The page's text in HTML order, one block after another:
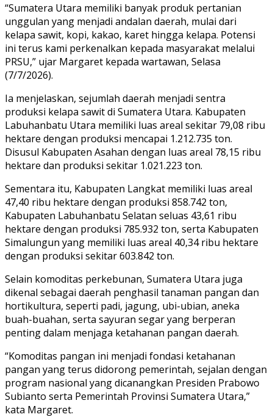
“Sumatera Utara memiliki banyak produk pertanian
unggulan yang menjadi andalan daerah, mulai dari
kelapa sawit, kopi, kakao, karet hingga kelapa. Potensi
ini terus kami perkenalkan kepada masyarakat melalui
PRSU,” ujar Margaret kepada wartawan, Selasa
(7/7/2026).
Ia menjelaskan, sejumlah daerah menjadi sentra
produksi kelapa sawit di Sumatera Utara. Kabupaten
Labuhanbatu Utara memiliki luas areal sekitar 79,08 ribu
hektare dengan produksi mencapai 1.212.735 ton.
Disusul Kabupaten Asahan dengan luas areal 78,15 ribu
hektare dan produksi sekitar 1.021.223 ton.
Sementara itu, Kabupaten Langkat memiliki luas areal
47,40 ribu hektare dengan produksi 858.742 ton,
Kabupaten Labuhanbatu Selatan seluas 43,61 ribu
hektare dengan produksi 785.932 ton, serta Kabupaten
Simalungun yang memiliki luas areal 40,34 ribu hektare
dengan produksi sekitar 603.842 ton.
Selain komoditas perkebunan, Sumatera Utara juga
dikenal sebagai daerah penghasil tanaman pangan dan
hortikultura, seperti padi, jagung, ubi-ubian, aneka
buah-buahan, serta sayuran segar yang berperan
penting dalam menjaga ketahanan pangan daerah.
“Komoditas pangan ini menjadi fondasi ketahanan
pangan yang terus didorong pemerintah, sejalan dengan
program nasional yang dicanangkan Presiden Prabowo
Subianto serta Pemerintah Provinsi Sumatera Utara,”
kata Margaret.